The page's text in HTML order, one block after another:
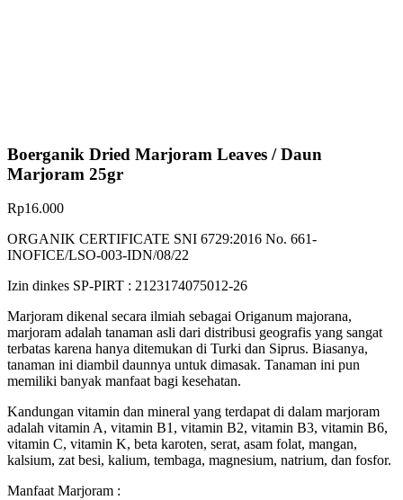
Boerganik Dried Marjoram Leaves / Daun
Marjoram 25gr
Rp16.000
ORGANIK CERTIFICATE SNI 6729:2016 No. 661-
INOFICE/LSO-003-IDN/08/22
Izin dinkes SP-PIRT : 2123174075012-26
Marjoram dikenal secara ilmiah sebagai Origanum majorana,
marjoram adalah tanaman asli dari distribusi geografis yang sangat
terbatas karena hanya ditemukan di Turki dan Siprus. Biasanya,
tanaman ini diambil daunnya untuk dimasak. Tanaman ini pun
memiliki banyak manfaat bagi kesehatan.
Kandungan vitamin dan mineral yang terdapat di dalam marjoram
adalah vitamin A, vitamin B1, vitamin B2, vitamin B3, vitamin B6,
vitamin C, vitamin K, beta karoten, serat, asam folat, mangan,
kalsium, zat besi, kalium, tembaga, magnesium, natrium, dan fosfor.
Manfaat Marjoram :